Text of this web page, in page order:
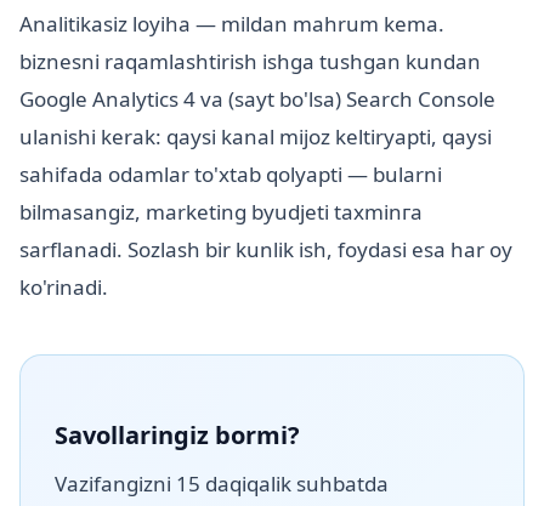
Analitikasiz loyiha — mildan mahrum kema.
biznesni raqamlashtirish ishga tushgan kundan
Google Analytics 4 va (sayt bo'lsa) Search Console
ulanishi kerak: qaysi kanal mijoz keltiryapti, qaysi
sahifada odamlar to'xtab qolyapti — bularni
bilmasangiz, marketing byudjeti taxminга
sarflanadi. Sozlash bir kunlik ish, foydasi esa har oy
ko'rinadi.
Savollaringiz bormi?
Vazifangizni 15 daqiqalik suhbatda